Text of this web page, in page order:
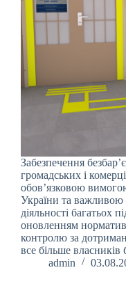
Забезпечення
громадських і
обов’язковою
України та
діяльності багатьох
оновленням
контролю за
все більше
admin